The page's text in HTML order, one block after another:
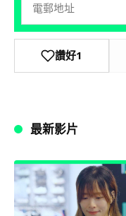
讚好1
最新影片